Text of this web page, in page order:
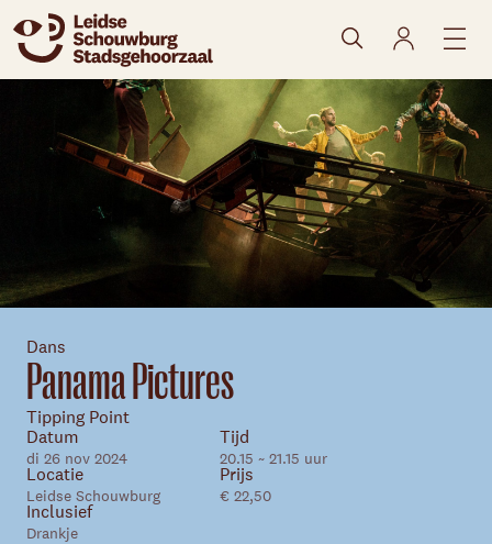
Skip navigatie
naar agenda
Dans
Panama Pictures
Tipping Point
Datum
di 26 nov 2024
Tijd
20.15 ~ 21.15 uur
Locatie
Leidse Schouwburg
Prijs
€ 22,50
Inclusief
Drankje